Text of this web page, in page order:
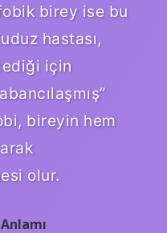
birey ise bu
hastası,
için
bireyin hem
olur.